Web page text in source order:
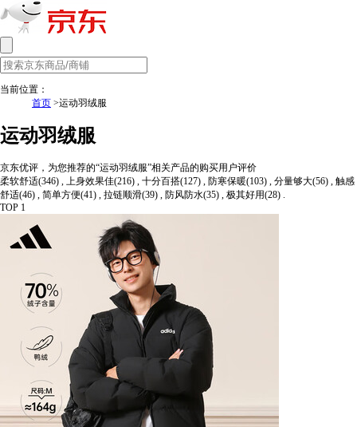
当前位置：
首页 >运动羽绒服
运动羽绒服
京东优评，为您推荐的“运动羽绒服”相关产品的购买用户评价
柔软舒适(346) , 上身效果佳(216) , 十分百搭(127) , 防寒保暖(103) , 分量够大(56) , 触感
舒适(46) , 简单方便(41) , 拉链顺滑(39) , 防风防水(35) , 极其好用(28) .
TOP 1